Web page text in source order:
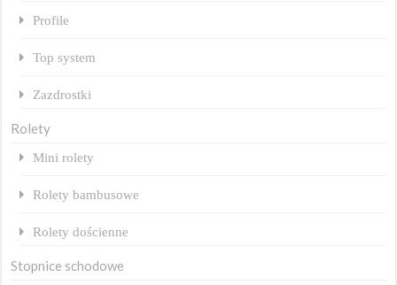
Profile
Top system
Zazdrostki
Rolety
Mini rolety
Rolety bambusowe
Rolety dościenne
Stopnice schodowe